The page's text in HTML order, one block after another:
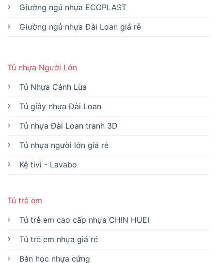
Tủ nhựa Người Lớn
Tủ Nhựa Cánh Lùa
Tủ giầy nhựa Đài Loan
Tủ nhựa Đài Loan tranh 3D
Tủ nhựa người lớn giá rẻ
Kệ tivi - Lavabo
Tủ trẻ em
Tủ trẻ em cao cấp nhựa CHIN HUEI
Tủ trẻ em nhựa giá rẻ
Bàn học nhựa cứng
Giường ngủ nhựa ECOPLAST
Giường ngủ nhựa Đài Loan giá rẻ